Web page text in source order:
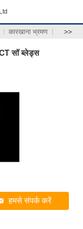
कारखाना भ्रमण >>
सॉ ब्लेड्स
हमसे संपर्क करें